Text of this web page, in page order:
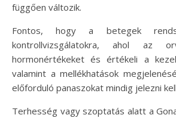
függően változik.
Fontos, hogy a betegek
kontrollvizsgálatokra, ahol az
hormonértékeket és értékeli a
valamint a mellékhatások
előforduló panaszokat mindig jelezni
Terhesség vagy szoptatás alatt a